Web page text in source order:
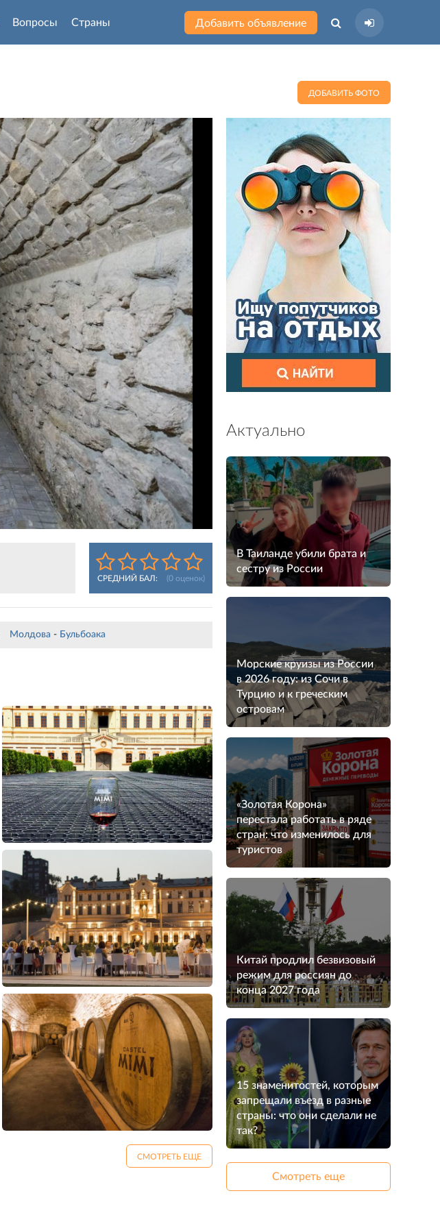
Вопросы Страны Добавить объявление
ДОБАВИТЬ ФОТО
СРЕДНИЙ БАЛ: (0оценок)
Молдова - Бульбоака
СМОТРЕТЬ ЕЩЕ
Актуально
В Таиланде убили брата и
сестру из России
Морские круизы из России
в 2026 году: из Сочи в
Турцию и к греческим
островам
«Золотая Корона»
перестала работать в ряде
стран: что изменилось для
туристов
Китай продлил безвизовый
режим для россиян до
конца 2027 года
15 знаменитостей, которым
запрещали въезд в разные
страны: что они сделали не
так?
Смотреть еще